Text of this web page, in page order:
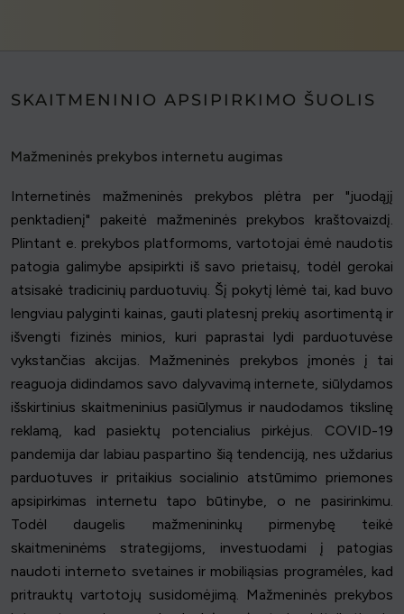
SKAITMENINIO APSIPIRKIMO ŠUOLIS
Mažmeninės prekybos internetu augimas
Internetinės mažmeninės prekybos plėtra per "juodąjį
penktadienį" pakeitė mažmeninės prekybos kraštovaizdį.
Plintant e. prekybos platformoms, vartotojai ėmė naudotis
patogia galimybe apsipirkti iš savo prietaisų, todėl gerokai
atsisakė tradicinių parduotuvių. Šį pokytį lėmė tai, kad buvo
lengviau palyginti kainas, gauti platesnį prekių asortimentą ir
išvengti fizinės minios, kuri paprastai lydi parduotuvėse
vykstančias akcijas. Mažmeninės prekybos įmonės į tai
reaguoja didindamos savo dalyvavimą internete, siūlydamos
išskirtinius skaitmeninius pasiūlymus ir naudodamos tikslinę
reklamą, kad pasiektų potencialius pirkėjus. COVID-19
pandemija dar labiau paspartino šią tendenciją, nes uždarius
parduotuves ir pritaikius socialinio atstūmimo priemones
apsipirkimas internetu tapo būtinybe, o ne pasirinkimu.
Todėl daugelis mažmenininkų pirmenybę teikė
skaitmeninėms strategijoms, investuodami į patogias
naudoti interneto svetaines ir mobiliąsias programėles, kad
pritrauktų vartotojų susidomėjimą. Mažmeninės prekybos